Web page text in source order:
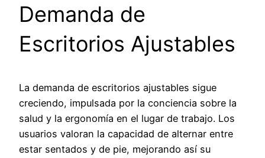
Demanda de
Escritorios Ajustables
La demanda de escritorios ajustables sigue
creciendo, impulsada por la conciencia sobre la
salud y la ergonomía en el lugar de trabajo. Los
usuarios valoran la capacidad de alternar entre
estar sentados y de pie, mejorando así su